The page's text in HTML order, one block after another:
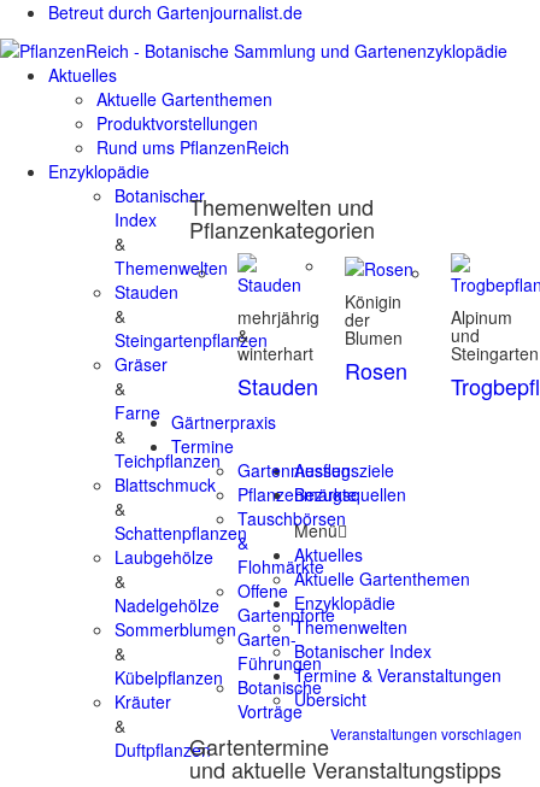
Betreut durch Gartenjournalist.de
Aktuelles
Aktuelle Gartenthemen
Produktvorstellungen
Rund ums PflanzenReich
Enzyklopädie
Botanischer
Index
&
Themenwelten
Stauden
&
Steingartenpflanzen
Gräser
&
Farne
&
Teichpflanzen
Blattschmuck
&
Schattenpflanzen
Laubgehölze
&
Nadelgehölze
Sommerblumen
&
Kübelpflanzen
Kräuter
&
Duftpflanzen
Themenwelten und
Pflanzenkategorien
mehrjährig
&
winterhart
Stauden
Königin
der
Blumen
Rosen
Alpinum
und
Steingarten
Gärtnerpraxis
Termine
Gartenmessen
Pflanzenmärkte
Tauschbörsen
&
Flohmärkte
Offene
Gartenpforte
Garten-
Führungen
Botanische
Vorträge
Veranstaltungen vorschlagen
Gartentermine
und aktuelle Veranstaltungstipps
Ausflugsziele
Bezugsquellen
Menü
Aktuelles
Aktuelle Gartenthemen
Enzyklopädie
Themenwelten
Botanischer Index
Termine & Veranstaltungen
Übersicht